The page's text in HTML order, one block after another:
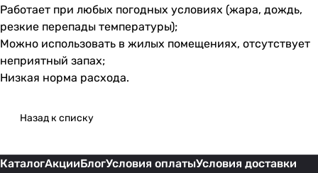
Работает при любых погодных условиях (жара, дождь,
резкие перепады температуры);
Можно использовать в жилых помещениях, отсутствует
неприятный запах;
Низкая норма расхода.
Назад к списку
КаталогАкцииБлогУсловия оплатыУсловия доставки